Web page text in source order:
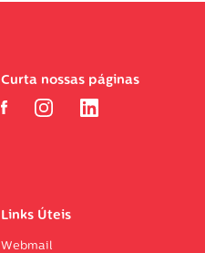
Links Úteis
Webmail
Curta nossas páginas